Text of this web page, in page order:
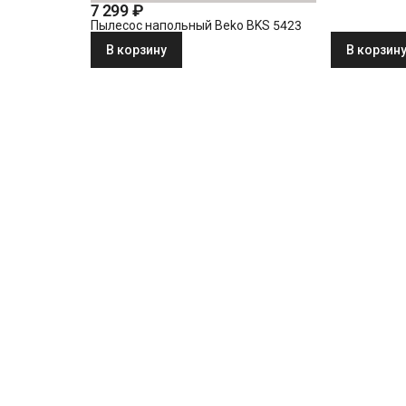
7 299 ₽
Пылесос напольный Beko BKS 5423
В корзину
В корзину